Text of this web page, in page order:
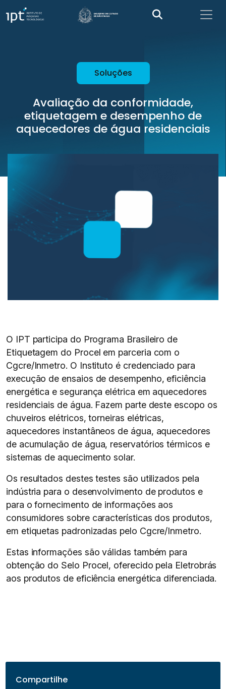
Soluções
Avaliação da conformidade,
etiquetagem e desempenho de
aquecedores de água residenciais
O IPT participa do Programa Brasileiro de
Etiquetagem do Procel em parceria com o
Cgcre/Inmetro. O Instituto é credenciado para
execução de ensaios de desempenho, eficiência
energética e segurança elétrica em aquecedores
residenciais de água. Fazem parte deste escopo os
chuveiros elétricos, torneiras elétricas,
aquecedores instantâneos de água, aquecedores
de acumulação de água, reservatórios térmicos e
sistemas de aquecimento solar.
Os resultados destes testes são utilizados pela
indústria para o desenvolvimento de produtos e
para o fornecimento de informações aos
consumidores sobre características dos produtos,
em etiquetas padronizadas pelo Cgcre/Inmetro.
Estas informações são válidas também para
obtenção do Selo Procel, oferecido pela Eletrobrás
aos produtos de eficiência energética diferenciada.
Compartilhe